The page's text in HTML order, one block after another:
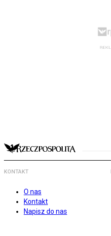
KONTAKT
O nas
Kontakt
Napisz do nas